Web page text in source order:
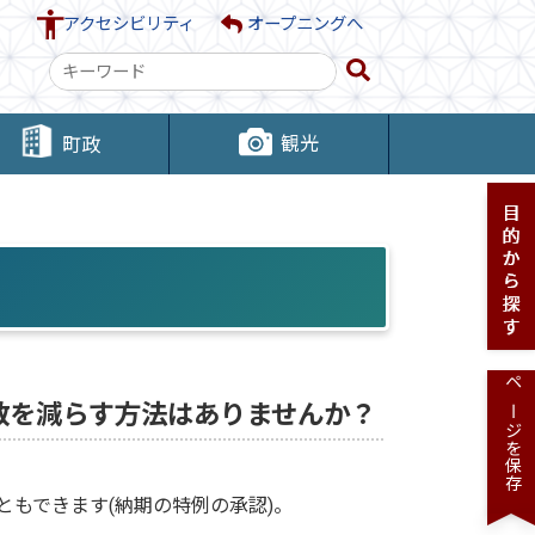
アクセシビリティ オープニングへ
検
索
キ
ー
ド
町政 観光
減らす方法はありませんか？
できます(納期の特例の承認)。
ページを保存